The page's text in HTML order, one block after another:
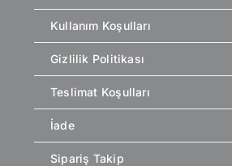
Kullanım Koşulları
Gizlilik Politikası
Teslimat Koşulları
İade
Sipariş Takip